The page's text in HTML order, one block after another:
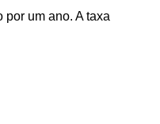
um ano. A taxa